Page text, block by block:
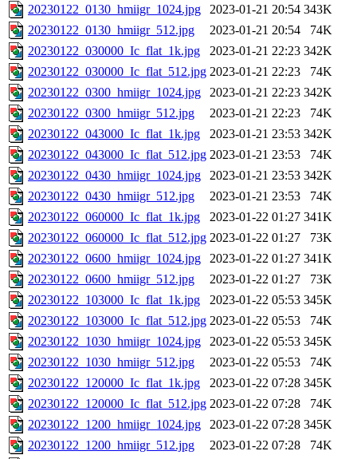
20230122_0130_hmiigr_1024.jpg
2023-01-21 20:54 343K
20230122_0130_hmiigr_512.jpg
2023-01-21 20:54
74K
20230122_030000_Ic_flat_1k.jpg
2023-01-21 22:23 342K
20230122_030000_Ic_flat_512.jpg 2023-01-21 22:23
74K
20230122_0300_hmiigr_1024.jpg
2023-01-21 22:23 342K
20230122_0300_hmiigr_512.jpg
2023-01-21 22:23
74K
20230122_043000_Ic_flat_1k.jpg
2023-01-21 23:53 342K
20230122_043000_Ic_flat_512.jpg 2023-01-21 23:53
74K
20230122_0430_hmiigr_1024.jpg
2023-01-21 23:53 342K
20230122_0430_hmiigr_512.jpg
2023-01-21 23:53
74K
20230122_060000_Ic_flat_1k.jpg
2023-01-22 01:27 341K
20230122_060000_Ic_flat_512.jpg 2023-01-22 01:27
73K
20230122_0600_hmiigr_1024.jpg
2023-01-22 01:27 341K
20230122_0600_hmiigr_512.jpg
2023-01-22 01:27
73K
20230122_103000_Ic_flat_1k.jpg
2023-01-22 05:53 345K
20230122_103000_Ic_flat_512.jpg 2023-01-22 05:53
74K
20230122_1030_hmiigr_1024.jpg
2023-01-22 05:53 345K
20230122_1030_hmiigr_512.jpg
2023-01-22 05:53
74K
20230122_120000_Ic_flat_1k.jpg
2023-01-22 07:28 345K
20230122_120000_Ic_flat_512.jpg 2023-01-22 07:28
74K
20230122_1200_hmiigr_1024.jpg
2023-01-22 07:28 345K
20230122_1200_hmiigr_512.jpg
2023-01-22 07:28
74K